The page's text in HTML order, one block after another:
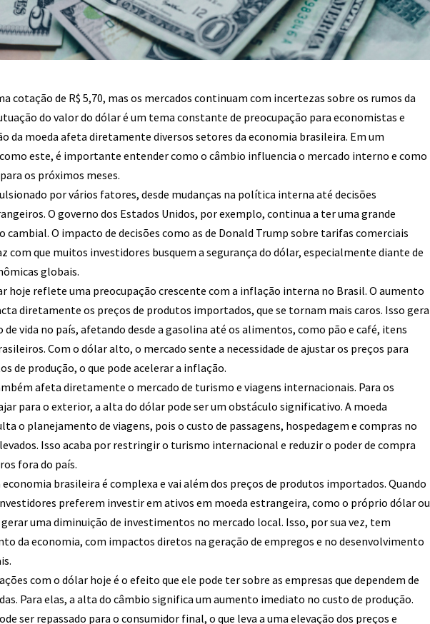
cotação de R$ 5,70, mas os mercados continuam com incertezas sobre os rumos da
do valor do dólar é um tema constante de preocupação para economistas e
da moeda afeta diretamente diversos setores da economia brasileira. Em um
este, é importante entender como o câmbio influencia o mercado interno e como
os próximos meses.
por vários fatores, desde mudanças na política interna até decisões
O governo dos Estados Unidos, por exemplo, continua a ter uma grande
cambial. O impacto de decisões como as de Donald Trump sobre tarifas comerciais
com que muitos investidores busquem a segurança do dólar, especialmente diante de
globais.
hoje reflete uma preocupação crescente com a inflação interna no Brasil. O aumento
diretamente os preços de produtos importados, que se tornam mais caros. Isso gera
de vida no país, afetando desde a gasolina até os alimentos, como pão e café, itens
Com o dólar alto, o mercado sente a necessidade de ajustar os preços para
de produção, o que pode acelerar a inflação.
afeta diretamente o mercado de turismo e viagens internacionais. Para os
para o exterior, a alta do dólar pode ser um obstáculo significativo. A moeda
o planejamento de viagens, pois o custo de passagens, hospedagem e compras no
Isso acaba por restringir o turismo internacional e reduzir o poder de compra
fora do país.
brasileira é complexa e vai além dos preços de produtos importados. Quando
preferem investir em ativos em moeda estrangeira, como o próprio dólar ou
uma diminuição de investimentos no mercado local. Isso, por sua vez, tem
da economia, com impactos diretos na geração de empregos e no desenvolvimento
com o dólar hoje é o efeito que ele pode ter sobre as empresas que dependem de
Para elas, a alta do câmbio significa um aumento imediato no custo de produção.
ser repassado para o consumidor final, o que leva a uma elevação dos preços e